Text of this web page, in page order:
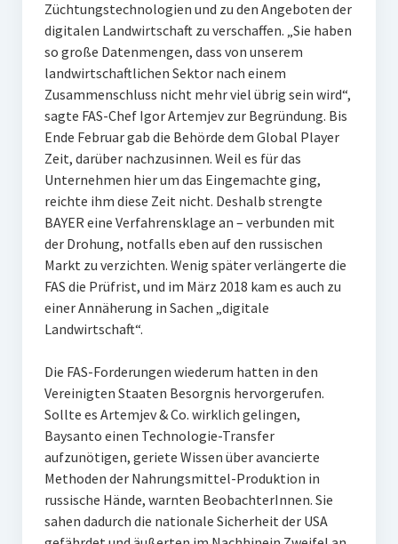
Züchtungstechnologien und zu den Angeboten der
digitalen Landwirtschaft zu verschaffen. „Sie haben
so große Datenmengen, dass von unserem
landwirtschaftlichen Sektor nach einem
Zusammenschluss nicht mehr viel übrig sein wird“,
sagte FAS-Chef Igor Artemjev zur Begründung. Bis
Ende Februar gab die Behörde dem Global Player
Zeit, darüber nachzusinnen. Weil es für das
Unternehmen hier um das Eingemachte ging,
reichte ihm diese Zeit nicht. Deshalb strengte
BAYER eine Verfahrensklage an – verbunden mit
der Drohung, notfalls eben auf den russischen
Markt zu verzichten. Wenig später verlängerte die
FAS die Prüfrist, und im März 2018 kam es auch zu
einer Annäherung in Sachen „digitale
Landwirtschaft“.
Die FAS-Forderungen wiederum hatten in den
Vereinigten Staaten Besorgnis hervorgerufen.
Sollte es Artemjev & Co. wirklich gelingen,
Baysanto einen Technologie-Transfer
aufzunötigen, geriete Wissen über avancierte
Methoden der Nahrungsmittel-Produktion in
russische Hände, warnten BeobachterInnen. Sie
sahen dadurch die nationale Sicherheit der USA